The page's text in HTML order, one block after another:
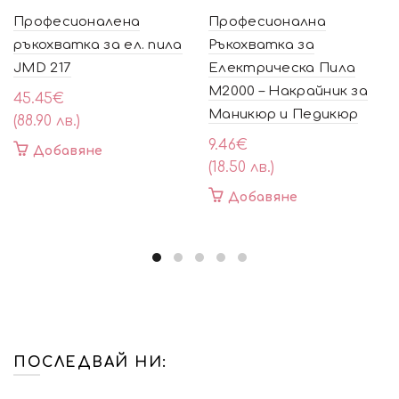
Професионалена
ръкохватка за ел. пила
JMD 217
45.45€
(88.90 лв.)
Добавяне
Професионална
Ръкохватка за
Електрическа Пила
M2000 – Накрайник за
Маникюр и Педикюр
9.46€
(18.50 лв.)
Добавяне
ПОСЛЕДВАЙ НИ: